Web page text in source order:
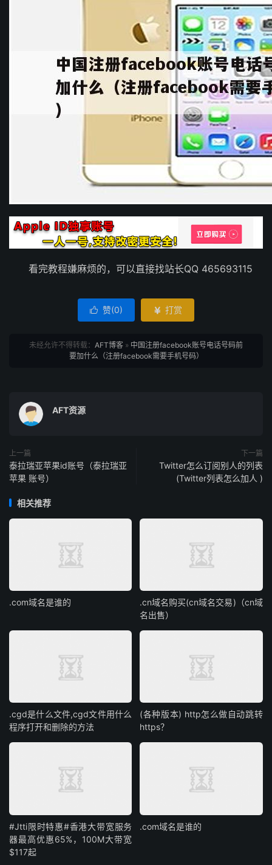
看完教程嫌麻烦的，可以直接找站长QQ 465693115
 赞(0)  打赏
未经允许不得转载： AFT博客 » 中国注册facebook账号电话号码前
要加什么（注册facebook需要手机号码）
AFT资源
上一篇
泰拉瑞亚苹果id账号（泰拉瑞亚
苹果 账号）
下一篇
Twitter怎么订阅别人的列表
(Twitter列表怎么加人 )
相关推荐
.com域名是谁的
.cn域名购买(cn域名交易)（cn域
名出售）
.cgd是什么文件,cgd文件用什么
程序打开和删除的方法
(各种版本) http怎么做自动跳转
https？
#Jtti限时特惠#香港大带宽服务
器最高优惠65%，100M大带宽
$117起
.com域名是谁的